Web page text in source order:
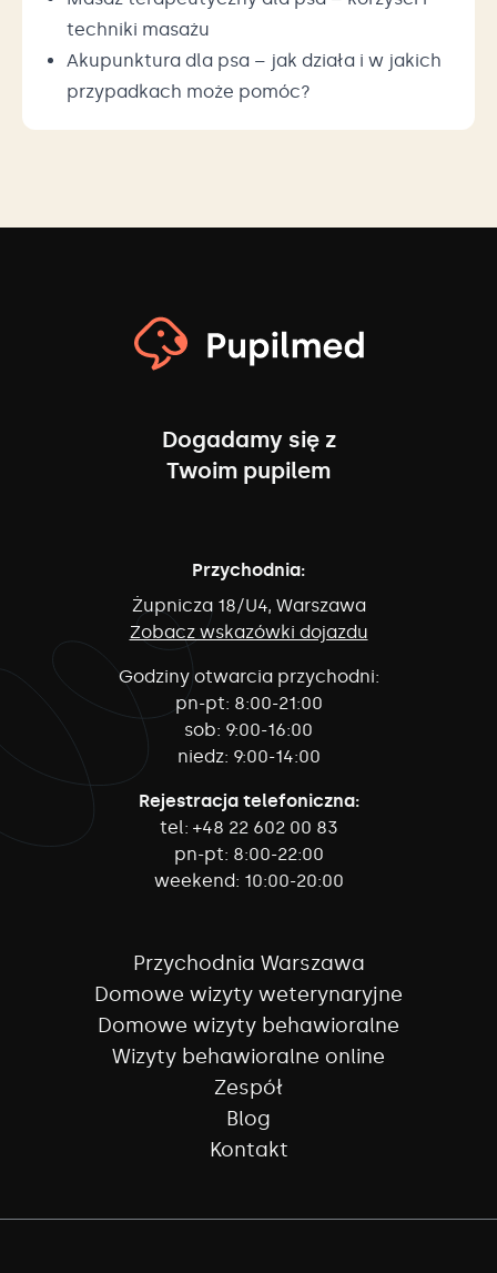
techniki masażu
Akupunktura dla psa – jak działa i w jakich
przypadkach może pomóc?
Dogadamy się z
Twoim pupilem
Przychodnia:
Żupnicza 18/U4, Warszawa
Zobacz wskazówki dojazdu
Godziny otwarcia przychodni:
pn-pt: 8:00-21:00
sob: 9:00-16:00
niedz: 9:00-14:00
Rejestracja telefoniczna:
tel: +48 22 602 00 83
pn-pt: 8:00-22:00
weekend: 10:00-20:00
Przychodnia Warszawa
Domowe wizyty weterynaryjne
Domowe wizyty behawioralne
Wizyty behawioralne online
Zespół
Blog
Kontakt